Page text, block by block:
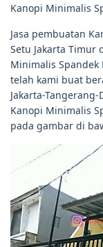
Kanopi Minimalis
Jasa pembuatan
Setu Jakarta Timur
Minimalis Spandek
telah kami buat
Jakarta-
Kanopi Minimalis
pada gambar di